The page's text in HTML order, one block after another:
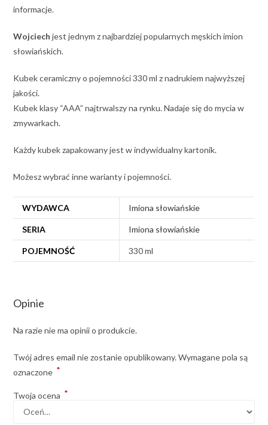
informacje.
Wojciech jest jednym z najbardziej popularnych męskich imion
słowiańskich.
Kubek ceramiczny o pojemności 330 ml z nadrukiem najwyższej
jakości.
Kubek klasy “AAA” najtrwalszy na rynku. Nadaje się do mycia w
zmywarkach.
Każdy kubek zapakowany jest w indywidualny kartonik.
Możesz wybrać inne warianty i pojemności.
WYDAWCA Imiona słowiańskie
SERIA Imiona słowiańskie
POJEMNOŚĆ 330 ml
Opinie
Na razie nie ma opinii o produkcie.
Twój adres email nie zostanie opublikowany. Wymagane pola są
oznaczone *
Twoja ocena *